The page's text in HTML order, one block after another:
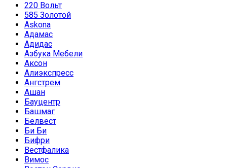
220 Вольт
585 Золотой
Askona
Адамас
Адидас
Азбука Мебели
Аксон
Алиэкспресс
Ангстрем
Ашан
Бауцентр
Башмаг
Белвест
Би Би
Бифри
Вестфалика
Вимос